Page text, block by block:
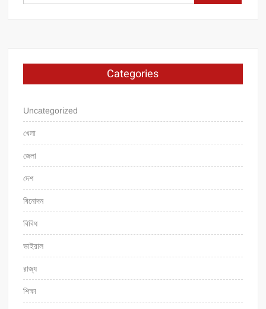
for:
Categories
Uncategorized
খেলা
জেলা
দেশ
বিনোদন
বিবিধ
ভাইরাল
রাজ্য
শিক্ষা